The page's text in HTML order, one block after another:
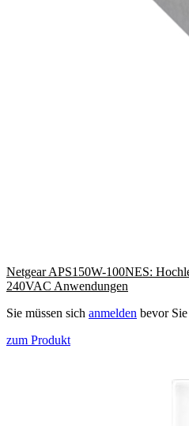
Netgear APS150W-100NES:
240VAC Anwendungen
Sie müssen sich anmelden bevor
zum Produkt